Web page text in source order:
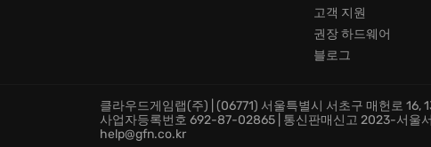
고객 지원
권장 하드웨어
블로그
클라우드게임랩(주) | (06771) 서울특별시 서초구 매헌로 16,
사업자등록번호 692-87-02865 | 통신판매신고 2023-서울
help@gfn.co.kr